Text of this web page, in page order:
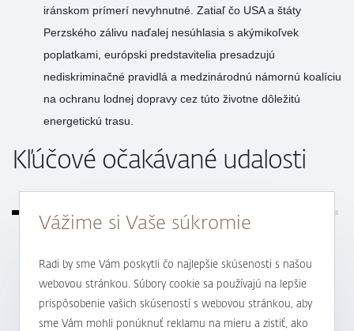
iránskom prímerí nevyhnutné. Zatiaľ čo USA a štáty
Perzského zálivu naďalej nesúhlasia s akýmikoľvek
poplatkami, európski predstavitelia presadzujú
nediskriminačné pravidlá a medzinárodnú námornú koalíciu
na ochranu lodnej dopravy cez túto životne dôležitú
energetickú trasu.
Kľúčové očakávané udalosti
prieskumov PMI služieb a kompozitného PMI.
V USA je dnes deň pracovného pokoja, a tak Wall Street
ostane zatvorená pre zajtrajší sviatok Dňa nezávislosti.
Vážime si Vaše súkromie
Radi by sme Vám poskytli čo najlepšie skúsenosti s našou
webovou stránkou. Súbory cookie sa používajú na lepšie
prispôsobenie vašich skúseností s webovou stránkou, aby
sme Vám mohli ponúknuť reklamu na mieru a zistiť, ako